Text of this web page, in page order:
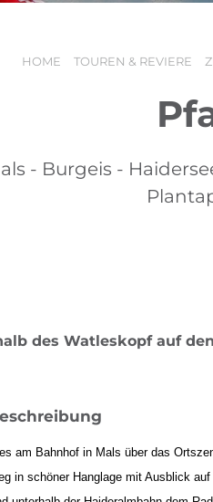
HOME TOUREN & REVIERE
- Burgeis -
des Watleskopf auf
am Bahnhof in Mals über das
in schöner Hanglage mit Ausblick